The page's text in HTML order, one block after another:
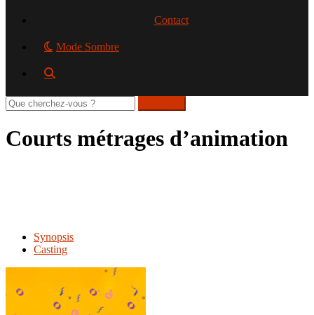
Contact
Mode Sombre
Rechercher
sur
site
Courts métrages d’animation
Synopsis
Casting